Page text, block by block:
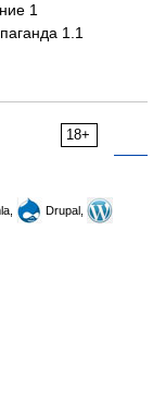
1
1.1
18+
Drupal,